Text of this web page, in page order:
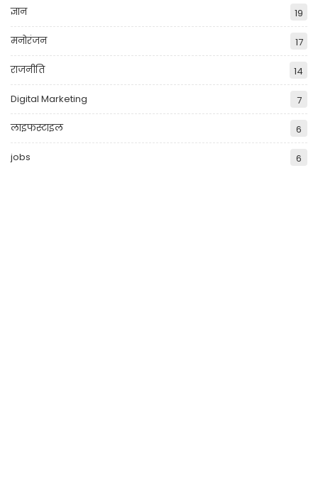
ज्ञान 19
मनोरंजन 17
राजनीति 14
Digital Marketing 7
लाइफस्टाइल 6
jobs 6